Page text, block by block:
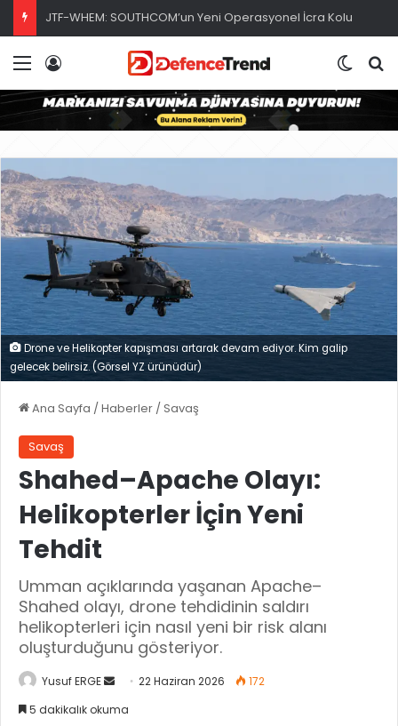
Menü Dış
Drone ve Helikopter kapışması artarak devam ediyor. Kim galip
gelecek belirsiz. (Görsel YZ ürünüdür)
Ana Sayfa /Haberler /Savaş
Savaş
Shahed–Apache Olayı:
Helikopterler İçin Yeni
Tehdit
Umman açıklarında yaşanan Apache–
Shahed olayı, drone tehdidinin saldırı
helikopterleri için nasıl yeni bir risk alanı
oluşturduğunu gösteriyor.
Yusuf ERGE 22 Haziran 2026
172
5 dakikalık okuma